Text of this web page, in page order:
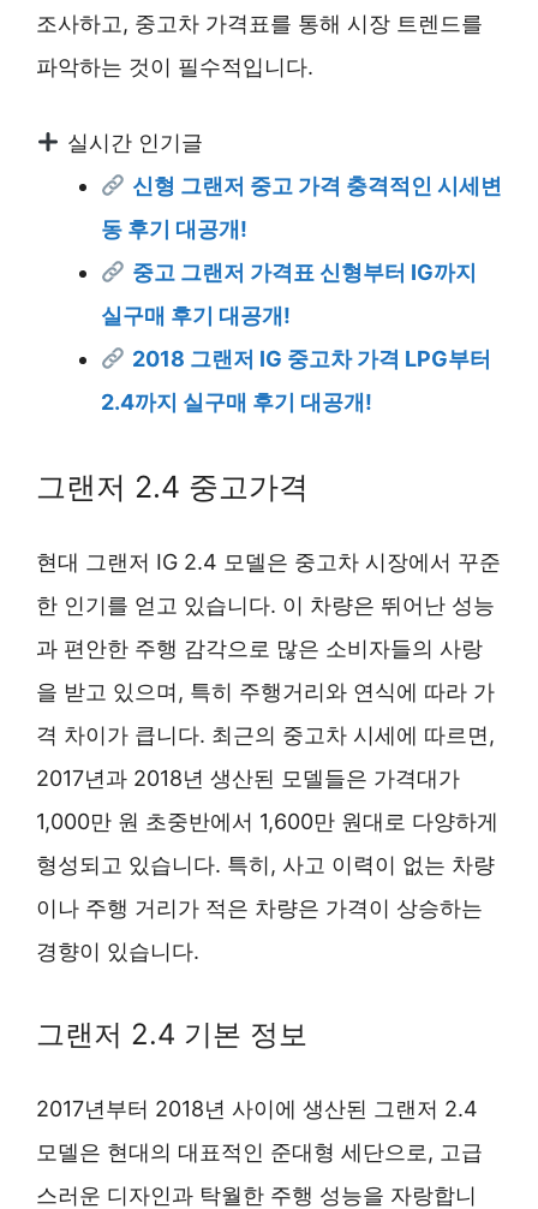
조사하고, 중고차 가격표를 통해 시장 트렌드를
파악하는 것이 필수적입니다.
실시간 인기글
신형 그랜저 중고 가격 충격적인 시세변
동 후기 대공개!
중고 그랜저 가격표 신형부터 IG까지
실구매 후기 대공개!
2018 그랜저 IG 중고차 가격 LPG부터
2.4까지 실구매 후기 대공개!
그랜저 2.4 중고가격
현대 그랜저 IG 2.4 모델은 중고차 시장에서 꾸준
한 인기를 얻고 있습니다. 이 차량은 뛰어난 성능
과 편안한 주행 감각으로 많은 소비자들의 사랑
을 받고 있으며, 특히 주행거리와 연식에 따라 가
격 차이가 큽니다. 최근의 중고차 시세에 따르면,
2017년과 2018년 생산된 모델들은 가격대가
1,000만 원 초중반에서 1,600만 원대로 다양하게
형성되고 있습니다. 특히, 사고 이력이 없는 차량
이나 주행 거리가 적은 차량은 가격이 상승하는
경향이 있습니다.
그랜저 2.4 기본 정보
2017년부터 2018년 사이에 생산된 그랜저 2.4
모델은 현대의 대표적인 준대형 세단으로, 고급
스러운 디자인과 탁월한 주행 성능을 자랑합니